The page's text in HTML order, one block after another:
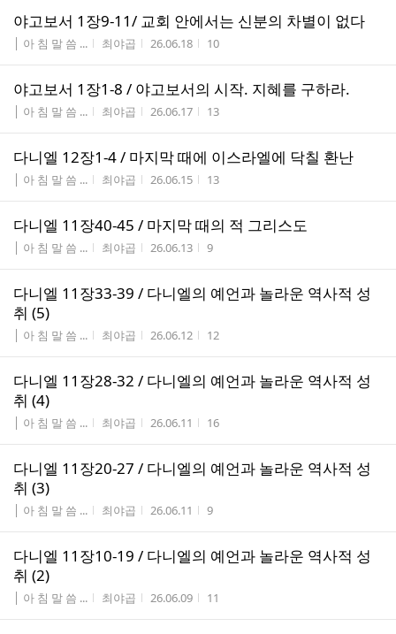
야고보서 1장9-11/ 교회 안에서는 신분의 차별이 없다
게시판명
│ 아 침 말 씀 ... 작성자
최야곱 작성시간
26.06.18 조회수
10
야고보서 1장1-8 / 야고보서의 시작. 지혜를 구하라.
게시판명
│ 아 침 말 씀 ... 작성자
최야곱 작성시간
26.06.17 조회수
13
다니엘 12장1-4 / 마지막 때에 이스라엘에 닥칠 환난
게시판명
│ 아 침 말 씀 ... 작성자
최야곱 작성시간
26.06.15 조회수
13
다니엘 11장40-45 / 마지막 때의 적 그리스도
게시판명
│ 아 침 말 씀 ... 작성자
최야곱 작성시간
26.06.13 조회수
9
다니엘 11장33-39 / 다니엘의 예언과 놀라운 역사적 성
취 (5)
게시판명
│ 아 침 말 씀 ... 작성자
최야곱 작성시간
26.06.12 조회수
12
다니엘 11장28-32 / 다니엘의 예언과 놀라운 역사적 성
취 (4)
게시판명
│ 아 침 말 씀 ... 작성자
최야곱 작성시간
26.06.11 조회수
16
다니엘 11장20-27 / 다니엘의 예언과 놀라운 역사적 성
취 (3)
게시판명
│ 아 침 말 씀 ... 작성자
최야곱 작성시간
26.06.11 조회수
9
다니엘 11장10-19 / 다니엘의 예언과 놀라운 역사적 성
취 (2)
게시판명
│ 아 침 말 씀 ... 작성자
최야곱 작성시간
26.06.09 조회수
11